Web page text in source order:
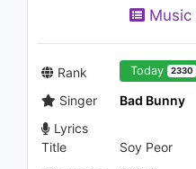
02:22
Music
Rank Today 2330
Singer
Bad Bunny
Lyrics
Title
Soy Peor